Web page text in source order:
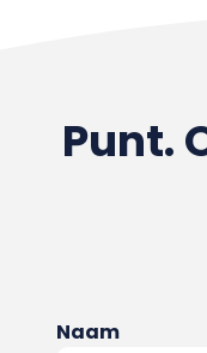
Punt.
Naam